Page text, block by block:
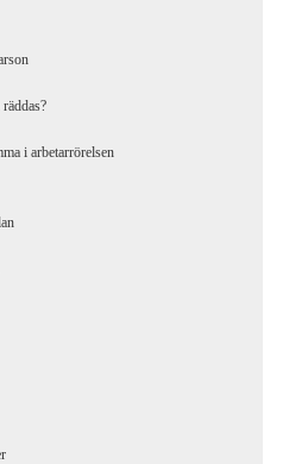
i arbetarrörelsen